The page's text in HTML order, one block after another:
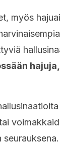
myös